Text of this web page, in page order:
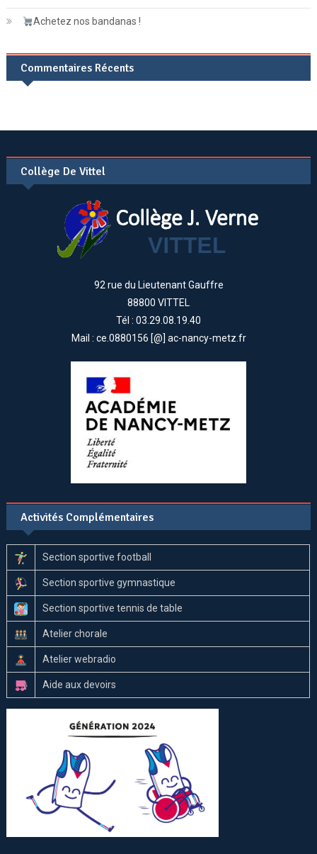
Achetez nos bandanas !
Commentaires Récents
Collège De Vittel
92 rue du Lieutenant Gauffre
88800 VITTEL
Tél : 03.29.08.19.40
Mail : ce.0880156 [@] ac-nancy-metz.fr
Activités Complémentaires
Section sportive football
Section sportive gymnastique
Section sportive tennis de table
Atelier chorale
Atelier webradio
Aide aux devoirs